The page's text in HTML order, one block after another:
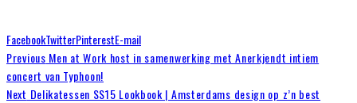
FacebookTwitterPinterestE-mail
Previous Men at Work host in samenwerking met Anerkjendt intiem
concert van Typhoon!
Next Delikatessen SS15 Lookbook | Amsterdams design op z’n best